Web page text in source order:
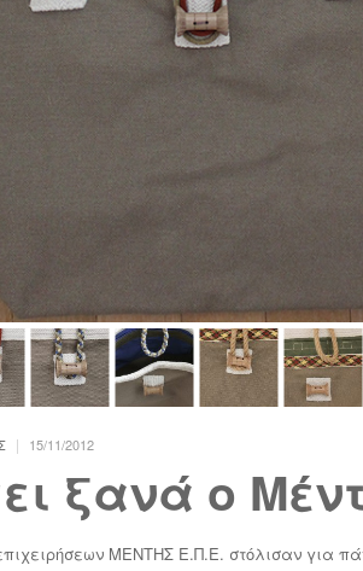
| 15/11/2012
ξανά ο
ΜΕΝΤΗΣ Ε.Π.Ε. στόλισαν για